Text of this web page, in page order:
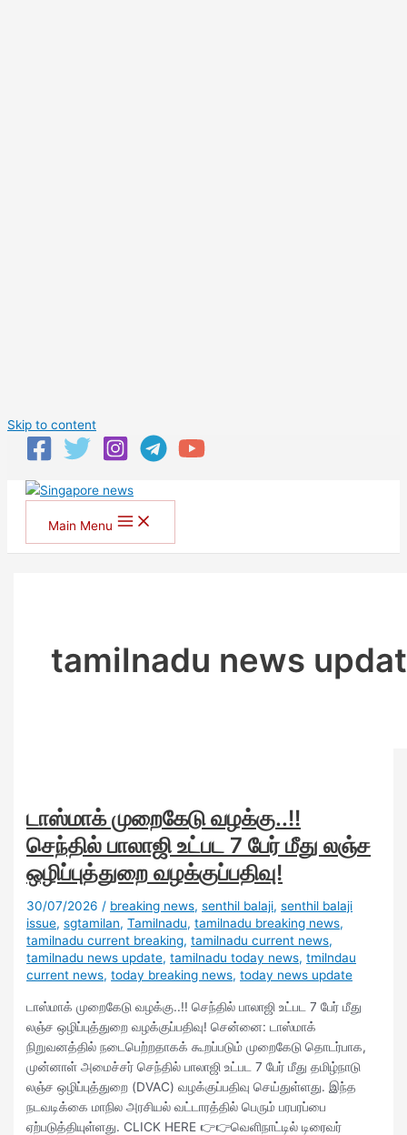
Skip to content
Main Menu
tamilnadu news
டாஸ்மாக் முறைகேடு வழக்கு..!!
செந்தில் பாலாஜி உட்பட 7 பேர் மீது லஞ்ச
ஒழிப்புத்துறை வழக்குப்பதிவு!
30/07/2026 / breaking news,senthil balaji,senthil balaji
issue,sgtamilan,Tamilnadu,tamilnadu breaking news,
tamilnadu current breaking,tamilnadu current news,
tamilnadu news update,tamilnadu today news,tmilndau
current news,today breaking news,today news update
டாஸ்மாக் முறைகேடு வழக்கு..!! செந்தில் பாலாஜி உட்பட 7 பேர் மீது
லஞ்ச ஒழிப்புத்துறை வழக்குப்பதிவு! சென்னை: டாஸ்மாக்
நிறுவனத்தில் நடைபெற்றதாகக் கூறப்படும் முறைகேடு தொடர்பாக,
முன்னாள் அமைச்சர் செந்தில் பாலாஜி உட்பட 7 பேர் மீது தமிழ்நாடு
லஞ்ச ஒழிப்புத்துறை (DVAC) வழக்குப்பதிவு செய்துள்ளது. இந்த
நடவடிக்கை மாநில அரசியல் வட்டாரத்தில் பெரும் பரபரப்பை
ஏற்படுத்தியுள்ளது. CLICK HERE 👉👉வெளிநாட்டில் டிரைவர்